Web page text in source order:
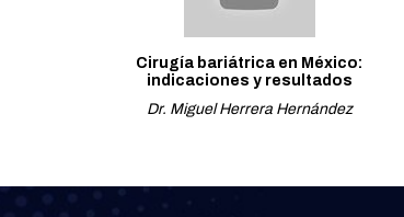
Cirugía bariátrica en México:
indicaciones y resultados
Dr. Miguel Herrera Hernández